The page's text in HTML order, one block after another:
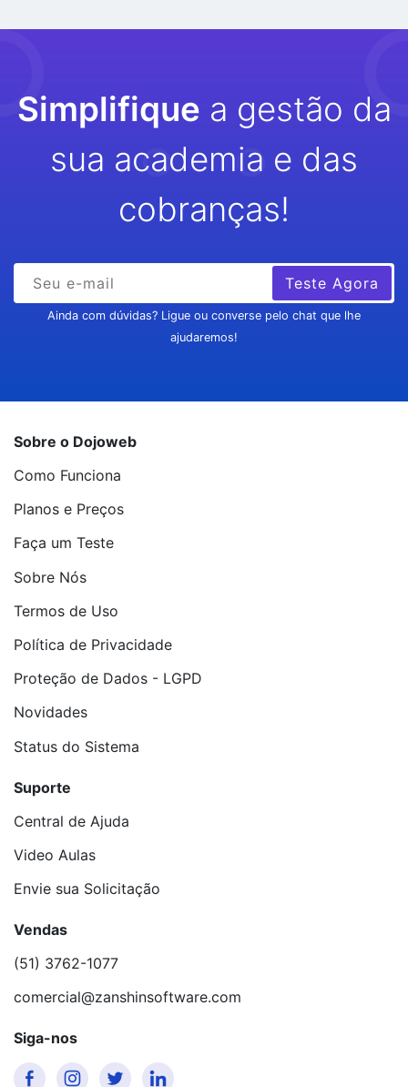
Simplifique a gestão da
sua academia e das
cobranças!
Teste Agora
Ainda com dúvidas? Ligue ou converse pelo chat que lhe
ajudaremos!
Sobre o Dojoweb
Como Funciona
Planos e Preços
Faça um Teste
Sobre Nós
Termos de Uso
Política de Privacidade
Proteção de Dados - LGPD
Novidades
Status do Sistema
Suporte
Central de Ajuda
Video Aulas
Envie sua Solicitação
Vendas
(51) 3762-1077
comercial@zanshinsoftware.com
Siga-nos